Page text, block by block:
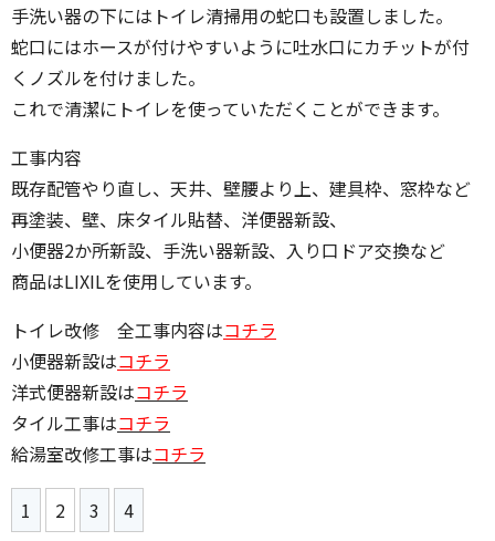
手洗い器の下にはトイレ清掃用の蛇口も設置しました。
蛇口にはホースが付けやすいように吐水口にカチットが付
くノズルを付けました。
これで清潔にトイレを使っていただくことができます。
工事内容
既存配管やり直し、天井、壁腰より上、建具枠、窓枠など
再塗装、壁、床タイル貼替、洋便器新設、
小便器2か所新設、手洗い器新設、入り口ドア交換など
商品はLIXILを使用しています。
トイレ改修 全工事内容はコチラ
小便器新設はコチラ
洋式便器新設はコチラ
タイル工事はコチラ
給湯室改修工事はコチラ
1 2 3 4